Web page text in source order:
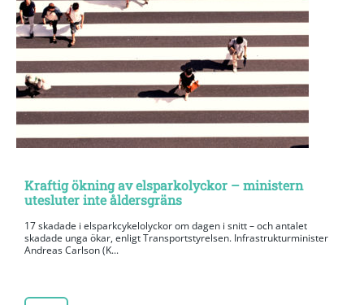
Kraftig ökning av elsparkolyckor – ministern
utesluter inte åldersgräns
17 skadade i elsparkcykelolyckor om dagen i snitt – och antalet
skadade unga ökar, enligt Transportstyrelsen. Infrastrukturminister
Andreas Carlson (K...